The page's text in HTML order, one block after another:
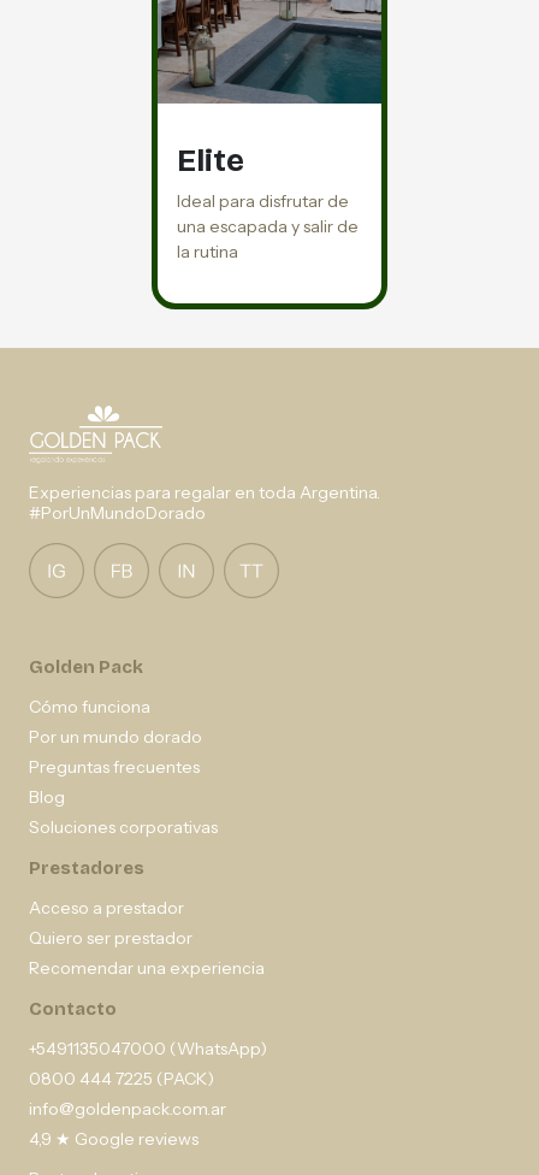
Elite
Ideal para disfrutar de
una escapada y salir de
la rutina
Experiencias para regalar en toda Argentina.
#PorUnMundoDorado
Golden Pack
Cómo funciona
Por un mundo dorado
Preguntas frecuentes
Blog
Soluciones corporativas
Prestadores
Acceso a prestador
Quiero ser prestador
Recomendar una experiencia
Contacto
+5491135047000 (WhatsApp)
0800 444 7225 (PACK)
info@goldenpack.com.ar
4,9 ★ Google reviews